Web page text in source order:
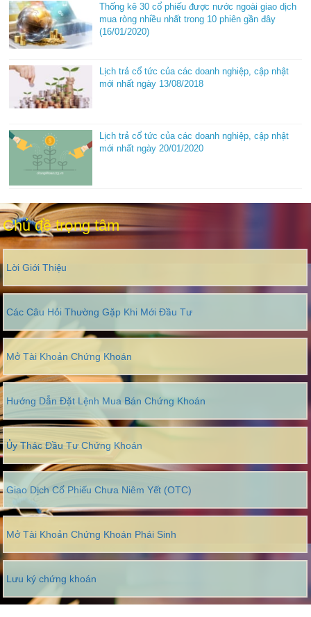
Thống kê 30 cổ phiếu được nước ngoài giao dịch
mua ròng nhiều nhất trong 10 phiên gần đây
(16/01/2020)
Lịch trả cổ tức của các doanh nghiệp, cập nhật
mới nhất ngày 13/08/2018
Lịch trả cổ tức của các doanh nghiệp, cập nhật
mới nhất ngày 20/01/2020
Chủ đề trọng tâm
Lời Giới Thiệu
Các Câu Hỏi Thường Gặp Khi Mới Đầu Tư
Mở Tài Khoản Chứng Khoán
Hướng Dẫn Đặt Lệnh Mua Bán Chứng Khoán
Ủy Thác Đầu Tư Chứng Khoán
Giao Dịch Cổ Phiếu Chưa Niêm Yết (OTC)
Mở Tài Khoản Chứng Khoán Phái Sinh
Lưu ký chứng khoán